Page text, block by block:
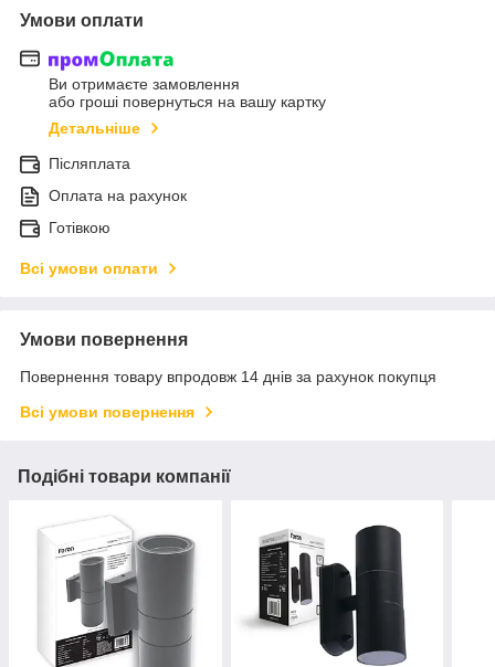
Умови оплати
Ви отримаєте замовлення
або гроші повернуться на вашу картку
Детальніше
Післяплата
Оплата на рахунок
Готівкою
Всі умови оплати
Умови повернення
Повернення товару впродовж 14 днів за рахунок покупця
Всі умови повернення
Подібні товари компанії